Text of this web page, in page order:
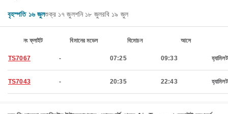
বৃহস্পতি ১৬ জুলশুক্র ১৭ জুলশনি ১৮ জুলরবি ১৯ জুল
নং ফ্লাইট বিমানের মডেল বিমোচন আসে
TS7067 - 07:25 09:33
TS7043 - 20:35 22:43